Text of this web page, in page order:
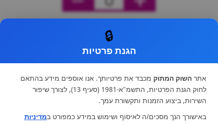
🔒
הגנת פרטיות
אתר השוק המתוק מכבד את פרטיותך. אנו אוספים מידע בהתאם
לחוק הגנת הפרטיות, התשמ"א-1981 (סעיף 13), לצורך שיפור
השירות, ביצוע הזמנות ותקשורת עמך.
באישורך הנך מסכים/ה לאיסוף ושימוש במידע כמפורט במדיניות